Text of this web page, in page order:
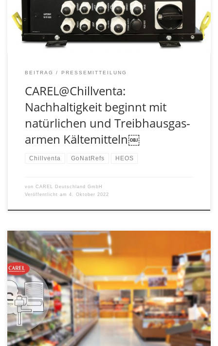
BEITRAG PRESSEMITTEILUNG
CAREL@Chillventa:
Nachhaltigkeit beginnt mit
natürlichen und Treibhausgas-
armen Kältemitteln￼
Chillventa GoNatRefs HEOS
von CAREL Deutschland GmbH
Veröffentlicht am 4. Oktober 2022
Auf der kommenden Chillventa (Nürnberg, 11.-13.
Oktober 2022) präsentiert CAREL innovative Lösungen
zur Steigerung der Energieeffizienz und Verbesserung
der Leistung von Kälteanlagen.